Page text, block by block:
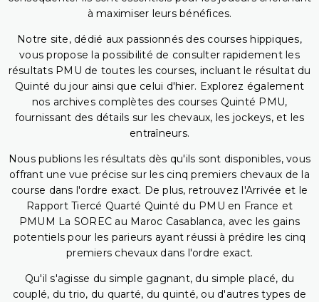
à maximiser leurs bénéfices.
Notre site, dédié aux passionnés des courses hippiques,
vous propose la possibilité de consulter rapidement les
résultats PMU de toutes les courses, incluant le résultat du
Quinté du jour ainsi que celui d'hier. Explorez également
nos archives complètes des courses Quinté PMU,
fournissant des détails sur les chevaux, les jockeys, et les
entraîneurs.
Nous publions les résultats dès qu'ils sont disponibles, vous
offrant une vue précise sur les cinq premiers chevaux de la
course dans l'ordre exact. De plus, retrouvez l'Arrivée et le
Rapport Tiercé Quarté Quinté du PMU en France et
PMUM La SOREC au Maroc Casablanca, avec les gains
potentiels pour les parieurs ayant réussi à prédire les cinq
premiers chevaux dans l'ordre exact.
Qu'il s'agisse du simple gagnant, du simple placé, du
couplé, du trio, du quarté, du quinté, ou d'autres types de